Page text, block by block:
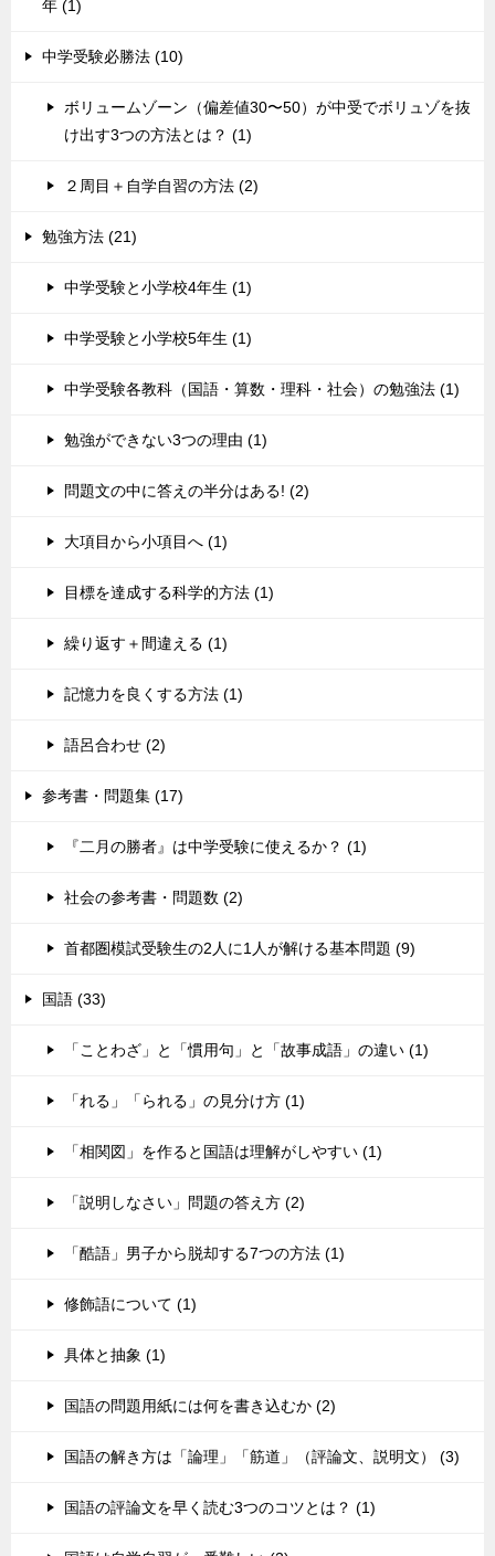
年 (1)
中学受験必勝法 (10)
ボリュームゾーン（偏差値30〜50）が中受でボリュゾを抜
け出す3つの方法とは？ (1)
２周目＋自学自習の方法 (2)
勉強方法 (21)
中学受験と小学校4年生 (1)
中学受験と小学校5年生 (1)
中学受験各教科（国語・算数・理科・社会）の勉強法 (1)
勉強ができない3つの理由 (1)
問題文の中に答えの半分はある! (2)
大項目から小項目へ (1)
目標を達成する科学的方法 (1)
繰り返す＋間違える (1)
記憶力を良くする方法 (1)
語呂合わせ (2)
参考書・問題集 (17)
『二月の勝者』は中学受験に使えるか？ (1)
社会の参考書・問題数 (2)
首都圏模試受験生の2人に1人が解ける基本問題 (9)
国語 (33)
「ことわざ」と「慣用句」と「故事成語」の違い (1)
「れる」「られる」の見分け方 (1)
「相関図」を作ると国語は理解がしやすい (1)
「説明しなさい」問題の答え方 (2)
「酷語」男子から脱却する7つの方法 (1)
修飾語について (1)
具体と抽象 (1)
国語の問題用紙には何を書き込むか (2)
国語の解き方は「論理」「筋道」（評論文、説明文） (3)
国語の評論文を早く読む3つのコツとは？ (1)